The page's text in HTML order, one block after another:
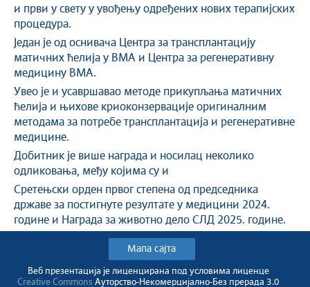
и први у свету у увођењу одређених нових терапијских
процедура.
Један је од оснивача Центра за трансплантацију
матичних ћелија у ВМА и Центра за регенеративну
медицину ВМА.
Увео је и усавршавао методе прикупљања матичних
ћелија и њихове криоконзервације оригиналним
методама за потребе трансплантација и регенеративне
медицине.
Добитник је више награда и носилац неколико
одликовања, међу којима су и
Сретењски орден првог степена од председника
државе за постигнуте резултате у медицини 2024.
године и Награда за животно дело СЛД 2025. године.
Мапа сајта
Веб презентација jе лиценциранa под условима лиценце
Creative CommonsАуторство-Некомерцијално-Без прерада 3.0